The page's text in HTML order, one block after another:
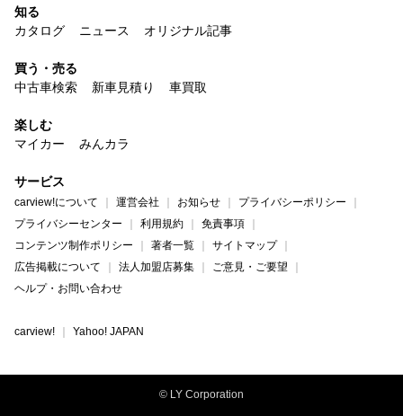
知る
カタログ
ニュース オリジナル記事
買う・売る
中古車検索
新車見積り 車買取
楽しむ
マイカー
みんカラ
サービス
carview!について 運営会社 お知らせ
プライバシーポリシー
プライバシーセンター
利用規約
免責事項
コンテンツ制作ポリシー
著者一覧
サイトマップ
広告掲載について
法人加盟店募集
ご意見・ご要望
ヘルプ・お問い合わせ
carview! Yahoo! JAPAN
© LY Corporation